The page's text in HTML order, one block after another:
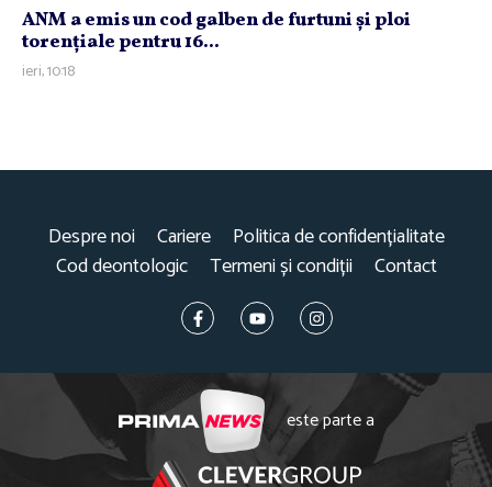
ANM a emis un cod galben de furtuni şi ploi
torenţiale pentru 16...
ieri, 10:18
Despre noi Cariere
Politica de confidențialitate
Cod deontologic
Termeni și condiții Contact
este parte a